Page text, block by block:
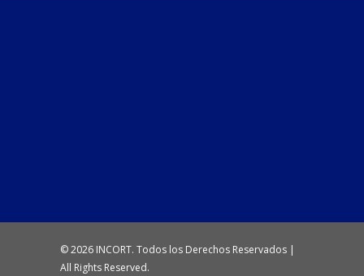
© 2026 INCORT. Todos los Derechos Reservados |
All Rights Reserved.